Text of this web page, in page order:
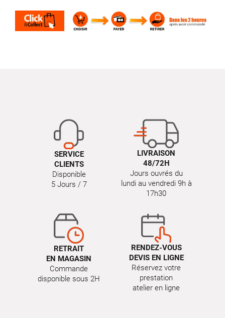
SERVICE
CLIENTS
Disponible
5 Jours / 7
LIVRAISON
48/72H
Jours ouvrés du
lundi au vendredi 9h à
17h30
RETRAIT
EN MAGASIN
Commande
disponible sous 2H
RENDEZ-VOUS
DEVIS EN LIGNE
Réservez votre
prestation
atelier en ligne